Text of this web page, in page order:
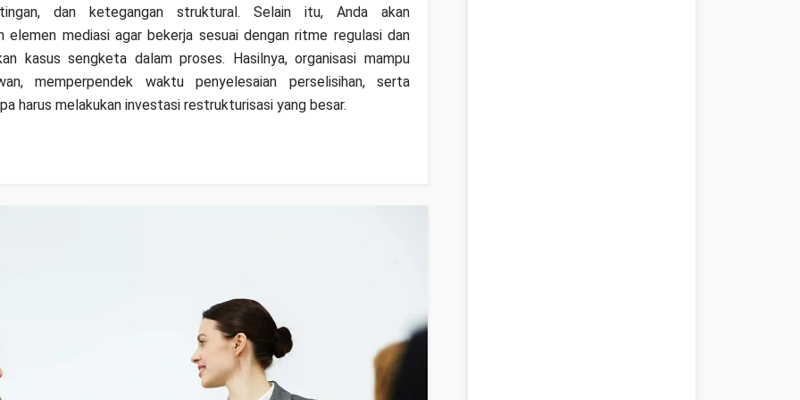
dan ketegangan struktural. Selain itu, Anda akan
elemen mediasi agar bekerja sesuai dengan ritme regulasi dan
kasus sengketa dalam proses. Hasilnya, organisasi mampu
memperpendek waktu penyelesaian perselisihan, serta
harus melakukan investasi restrukturisasi yang besar.